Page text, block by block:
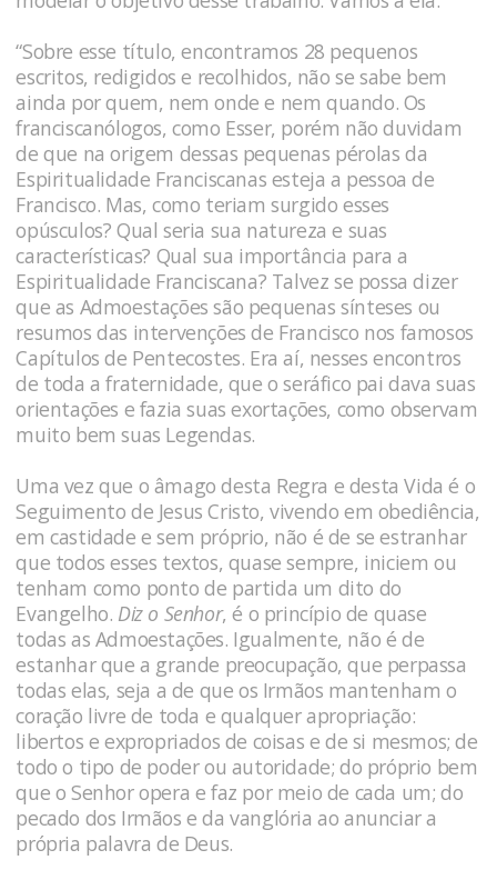
“Sobre esse título, encontramos 28 pequenos
escritos, redigidos e recolhidos, não se sabe bem
ainda por quem, nem onde e nem quando. Os
franciscanólogos, como Esser, porém não duvidam
de que na origem dessas pequenas pérolas da
Espiritualidade Franciscanas esteja a pessoa de
Francisco. Mas, como teriam surgido esses
opúsculos? Qual seria sua natureza e suas
características? Qual sua importância para a
Espiritualidade Franciscana? Talvez se possa dizer
que as Admoestações são pequenas sínteses ou
resumos das intervenções de Francisco nos famosos
Capítulos de Pentecostes. Era aí, nesses encontros
de toda a fraternidade, que o seráfico pai dava suas
orientações e fazia suas exortações, como observam
muito bem suas Legendas.
Uma vez que o âmago desta Regra e desta Vida é o
Seguimento de Jesus Cristo, vivendo em obediência,
em castidade e sem próprio, não é de se estranhar
que todos esses textos, quase sempre, iniciem ou
tenham como ponto de partida um dito do
Evangelho. Diz o Senhor, é o princípio de quase
todas as Admoestações. Igualmente, não é de
estanhar que a grande preocupação, que perpassa
todas elas, seja a de que os Irmãos mantenham o
coração livre de toda e qualquer apropriação:
libertos e expropriados de coisas e de si mesmos; de
todo o tipo de poder ou autoridade; do próprio bem
que o Senhor opera e faz por meio de cada um; do
pecado dos Irmãos e da vanglória ao anunciar a
própria palavra de Deus.